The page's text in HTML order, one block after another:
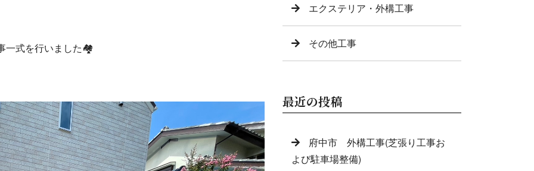
一式を行いました🏘
エクステリア・外構工事
その他工事
最近の投稿
府中市 外構工事(芝張り工事お
よび駐車場整備)